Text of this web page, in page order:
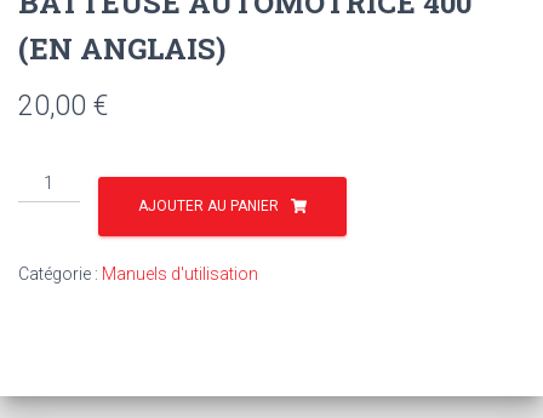
(EN ANGLAIS)
20,00 €
quantité
de
MOISSONNEUSE-
AJOUTER AU PANIER
Catégorie : Manuels d'utilisation